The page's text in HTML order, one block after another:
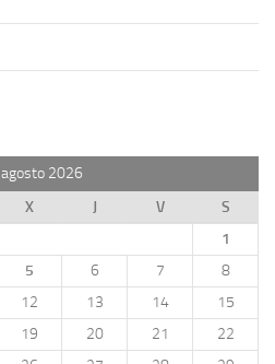
agosto 2026
X J V
S
1
5 6 7
8
12 13 14
15
19 20 21
22